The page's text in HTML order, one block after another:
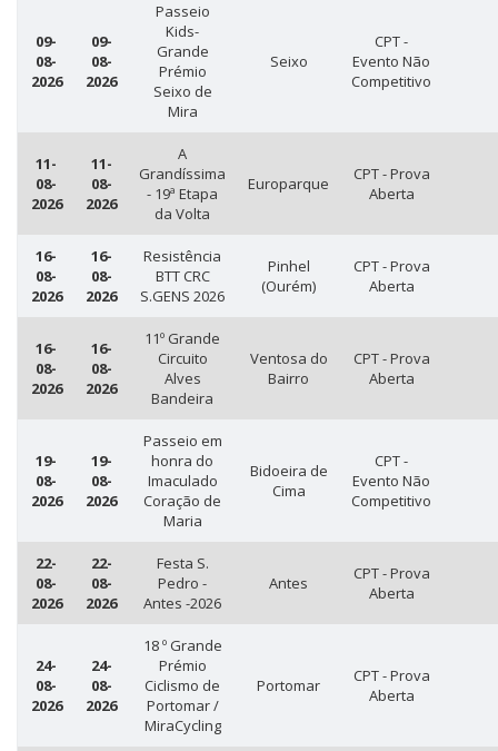
09-
08-
2026
09-
08-
2026
Passeio
Kids-
Grande
Prémio
Seixo de
Mira
Seixo
CPT -
Evento Não
Competitivo
11-
08-
2026
11-
08-
2026
A
Grandíssima
- 19ª Etapa
da Volta
Europarque
CPT - Prova
Aberta
16-
08-
2026
16-
08-
2026
Resistência
BTT CRC
S.GENS 2026
Pinhel
(Ourém)
CPT - Prova
Aberta
16-
08-
2026
16-
08-
2026
11º Grande
Circuito
Alves
Bandeira
Ventosa do
Bairro
CPT - Prova
Aberta
19-
08-
2026
19-
08-
2026
Passeio em
honra do
Imaculado
Coração de
Maria
Bidoeira de
Cima
CPT -
Evento Não
Competitivo
22-
08-
2026
22-
08-
2026
Festa S.
Pedro -
Antes -2026
Antes
CPT - Prova
Aberta
24-
08-
2026
24-
08-
2026
18 º Grande
Prémio
Ciclismo de
Portomar /
MiraCycling
Portomar
CPT - Prova
Aberta